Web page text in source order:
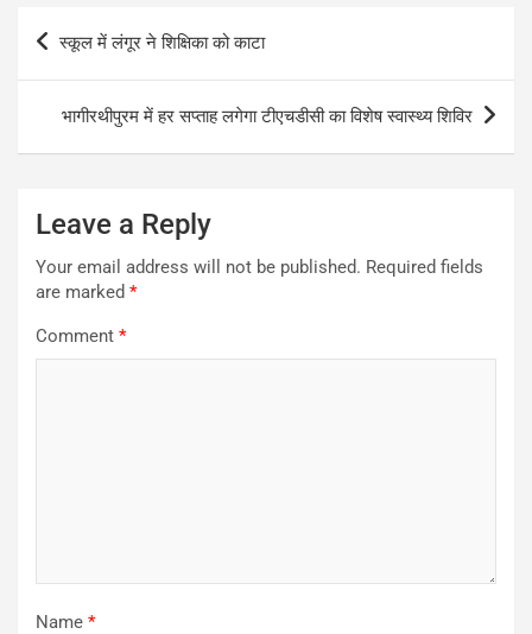
Post
navigation
स्कूल में लंगूर ने शिक्षिका को काटा
भागीरथीपुरम में हर सप्ताह लगेगा टीएचडीसी का विशेष स्वास्थ्य शिविर
Leave a Reply
Your email address will not be published. Required fields
are marked *
Comment *
Name *